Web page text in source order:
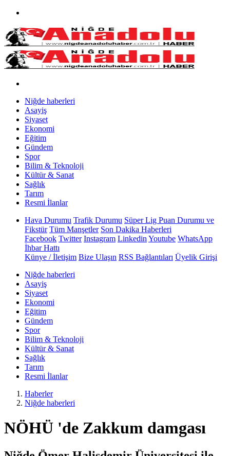
Niğde haberleri
Asayiş
Siyaset
Ekonomi
Eğitim
Gündem
Spor
Bilim & Teknoloji
Kültür & Sanat
Sağlık
Tarım
Resmi İlanlar
Hava Durumu Trafik Durumu Süper Lig Puan Durumu ve
Fikstür Tüm Manşetler Son Dakika Haberleri
Facebook Twitter Instagram Linkedin Youtube WhatsApp
İhbar Hattı
Künye / İletişim Bize Ulaşın RSS Bağlantıları Üyelik Girişi
Niğde haberleri
Asayiş
Siyaset
Ekonomi
Eğitim
Gündem
Spor
Bilim & Teknoloji
Kültür & Sanat
Sağlık
Tarım
Resmi İlanlar
Haberler
Niğde haberleri
NÖHÜ 'de Zakkum damgası